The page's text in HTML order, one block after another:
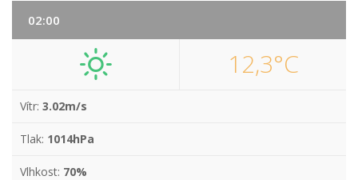
02:00
12,3°C
Vítr: 3.02m/s
Tlak: 1014hPa
Vlhkost: 70%